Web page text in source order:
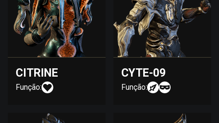
CITRINE
Função:
CYTE-09
Função: